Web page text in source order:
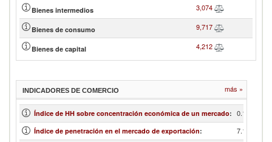
Bienes intermedios 3,074
Bienes de consumo 9,717
Bienes de capital 4,212
INDICADORES DE COMERCIO más »
Índice de HH sobre concentración económica de un mercado: 0.11
Índice de penetración en el mercado de exportación: 7.19